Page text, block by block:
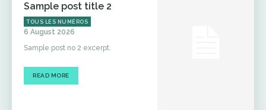
Sample post title 2
TOUS LES NUMÉROS
6 August 2026
Sample post no 2 excerpt.
READ MORE